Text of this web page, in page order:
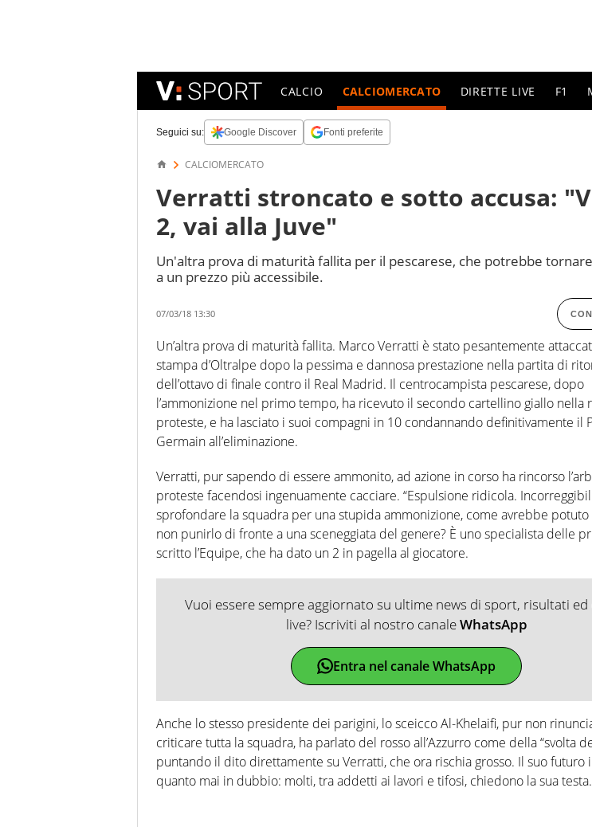
CALCIO CALCIOMERCATO DIRETTE LIVE F1
Seguici su: Google Discover Fonti preferite
CALCIOMERCATO
Verratti stroncato e sotto accusa:
2, vai alla Juve"
Un'altra prova di maturità fallita per il pescarese, che potrebbe
a un prezzo più accessibile.
07/03/18 13:30
Un’altra prova di maturità fallita. Marco Verratti è stato pesantemente
stampa d’Oltralpe dopo la pessima e dannosa prestazione nella partita di
dell’ottavo di finale contro il Real Madrid. Il centrocampista pescarese, dopo
l’ammonizione nel primo tempo, ha ricevuto il secondo cartellino giallo nella
proteste, e ha lasciato i suoi compagni in 10 condannando definitivamente il
Germain all’eliminazione.
Verratti, pur sapendo di essere ammonito, ad azione in corso ha rincorso
proteste facendosi ingenuamente cacciare. “Espulsione ridicola.
sprofondare la squadra per una stupida ammonizione, come avrebbe potuto
non punirlo di fronte a una sceneggiata del genere? È uno specialista delle
scritto l’Equipe, che ha dato un 2 in pagella al giocatore.
Vuoi essere sempre aggiornato su ultime news di sport, risultati ed
live? Iscriviti al nostro canaleWhatsApp
Entra nel canale WhatsApp
Anche lo stesso presidente dei parigini, lo sceicco Al-Khelaifi, pur non
criticare tutta la squadra, ha parlato del rosso all’Azzurro come della “svolta
puntando il dito direttamente su Verratti, che ora rischia grosso. Il suo futuro
quanto mai in dubbio: molti, tra addetti ai lavori e tifosi, chiedono la sua testa.